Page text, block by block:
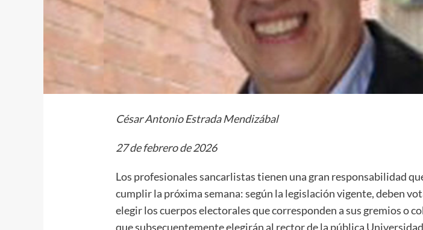
César Antonio Estrada Mendizábal
27 de febrero de 2026
Los profesionales sancarlistas tienen una gran responsabilidad
cumplir la próxima semana: según la legislación vigente, deben
elegir los cuerpos electorales que corresponden a sus gremios o
que subsecuentemente elegirán al rector de la pública Universidad